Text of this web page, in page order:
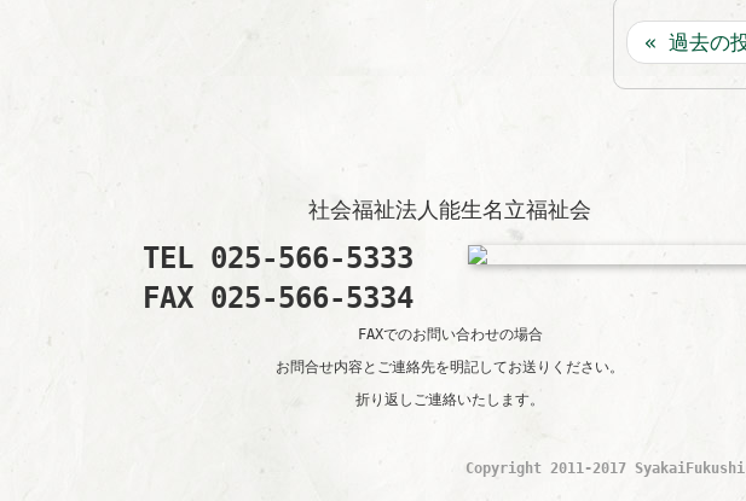
« 過去の
社会福祉法人能生名立福祉会
TEL 025-566-5333
FAX 025-566-5334
FAXでのお問い合わせの場合
お問合せ内容とご連絡先を明記してお送りください。
折り返しご連絡いたします。
Copyright 2011-2017